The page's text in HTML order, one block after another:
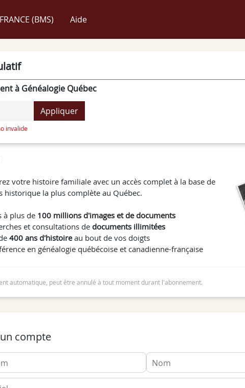
(BMS) Aide
à Généalogie Québec
invalide
votre histoire familiale avec un accès complet à la base de
historique la plus complète au Québec.
à plus de 100 millions d'images et de documents
et consultations dedocuments illimitées
400 ans d'histoireau bout de vos doigts
en généalogie québécoise et canadienne-française
automatique, peut être annulé à tout moment durant l'abonnement.
compte